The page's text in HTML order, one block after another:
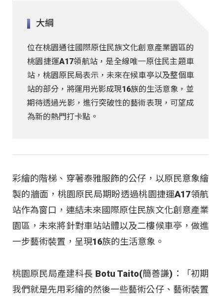
大綱
位在桃園通往國際原住民族文化創意產業園區的
桃園捷運A17領航站，是全線唯一原住民主題車
站，桃園原民局表示，未來在候車亭以及整個車
站的部分，將運用光影成現16族的生活意象，並
期待透過光影，進行突破性的藝術表現，可望成
為新的熱門打卡點。
彩繪的階梯、穿著泰雅服飾的公仔，以原民意象繪
製的牆面，桃園原民局期盼透過桃園捷運A17領航
站作為窗口，連結未來國際原住民族文化創意產業
園區，未來將針對車站站體以及二樓候車亭，做進
一步藝術裝置，呈現16族的生活意象。
桃園原民局產建科長 Botu Taito(簡善謙)：「初期
我們就是先用彩繪的然後一些藝術公仔、藝術裝置